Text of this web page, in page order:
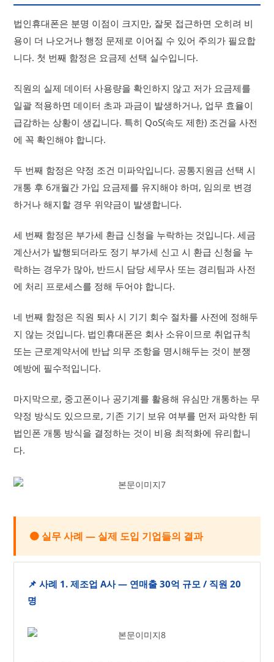
법인휴대폰은 분명 이점이 크지만, 잘못 접근하면 오히려 비
용이 더 나오거나 행정 문제로 이어질 수 있어 주의가 필요합
니다. 첫 번째 함정은 요금제 선택 실수입니다.
직원의 실제 데이터 사용량을 확인하지 않고 저가 요금제를
일괄 적용하면 데이터 초과 과금이 발생하거나, 업무 효율이
급감하는 상황이 생깁니다. 특히 QoS(속도 제한) 조건을 사전
에 꼭 확인해야 합니다.
두 번째 함정은 약정 조건 미파악입니다. 공통지원금 선택 시
개통 후 6개월간 가입 요금제를 유지해야 하며, 임의로 변경
하거나 해지할 경우 위약금이 발생합니다.
세 번째 함정은 부가세 환급 신청을 누락하는 것입니다. 세금
계산서가 발행되더라도 정기 부가세 신고 시 환급 신청을 누
락하는 경우가 많아, 반드시 담당 세무사 또는 경리팀과 사전
에 처리 프로세스를 정해 두어야 합니다.
네 번째 함정은 직원 퇴사 시 기기 회수 절차를 사전에 정해두
지 않는 것입니다. 법인휴대폰은 회사 소유이므로 취업규칙
또는 근로계약서에 반납 의무 조항을 명시해두는 것이 분쟁
예방에 필수적입니다.
마지막으로, 중고폰이나 공기계를 활용해 유심만 개통하는 무
약정 방식도 있으므로, 기존 기기 보유 여부를 먼저 파악한 뒤
법인폰 개통 방식을 결정하는 것이 비용 최적화에 유리합니
다.
🟠 실무 사례 — 실제 도입 기업들의 결과
📌 사례 1. 제조업 A사 — 연매출 30억 규모 / 직원 20
명